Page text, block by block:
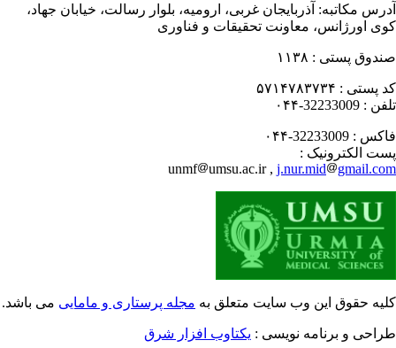
مکاتبه:آذربایجان غربی، ارومیه، بلوار رسالت، خیابان جهاد،
اورژانس، معاونت تحقیقات و فناوری
پستی : ۱۱۳۸
پستی : ۵۷۱۴۷۸۳۷۳۴
: 32233009-۰۴۴
: 32233009-۰۴۴
الکترونیک :
unmf
umsu.ac.ir ,j.nur.mid
حقوق این وب سایت متعلق بهمجله پرستاری و ماماییمی باشد.
و برنامه نویسی : یکتاوب افزار شرق